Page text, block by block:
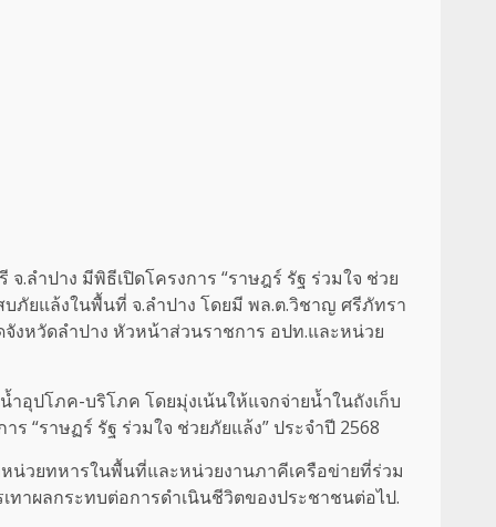
.ลำปาง มีพิธีเปิดโครงการ “ราษฎร์ รัฐ ร่วมใจ ช่วย
ภัยแล้งในพื้นที่ จ.ลำปาง โดยมี พล.ต.วิชาญ ศรีภัทรา
งหวัดลำปาง หัวหน้าส่วนราชการ อปท.และหน่วย
อุปโภค-บริโภค โดยมุ่งเน้นให้แจกจ่ายน้ำในถังเก็บ
“ราษฏร์ รัฐ ร่วมใจ ช่วยภัยแล้ง” ประจำปี 2568
วยทหารในพื้นที่และหน่วยงานภาคีเครือข่ายที่ร่วม
ทาผลกระทบต่อการดำเนินชีวิตของประชาชนต่อไป.